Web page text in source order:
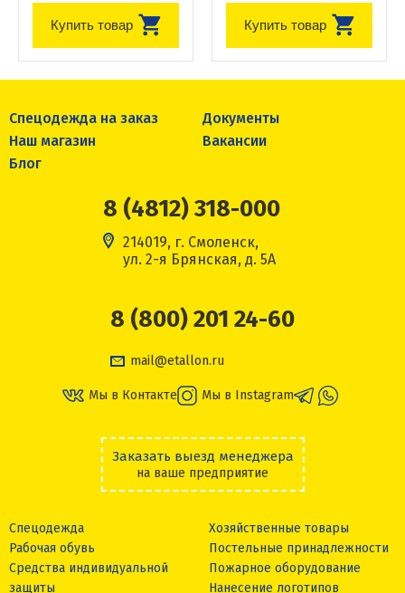
Купить товар Купить товар
Спецодежда на заказ
Документы
Наш магазин
Вакансии
Блог
8 (4812) 318-000
214019, г. Смоленск,
ул. 2-я Брянская, д. 5А
8 (800) 201 24-60
mail@etallon.ru
Мы в Контакте Мы в Instagram
Заказать выезд менеджера
на ваше предприятие
Спецодежда
Рабочая обувь
Средства индивидуальной
защиты
Хозяйственные товары
Постельные принадлежности
Пожарное оборудование
Нанесение логотипов